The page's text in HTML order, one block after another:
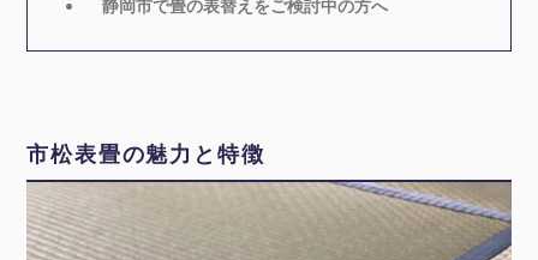
静岡市で畳の表替えをご検討中の方へ
市松表畳の魅力と特徴